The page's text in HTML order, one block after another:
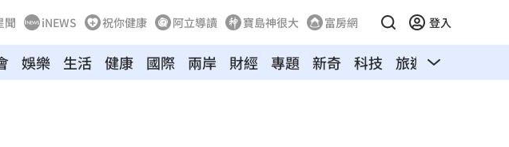
聞 iNEWS 祝你健康 阿立導讀 寶島神很大 富房網 登入
娛樂 生活 健康 國際 兩岸 財經 專題 新奇 科技 旅遊 汽車